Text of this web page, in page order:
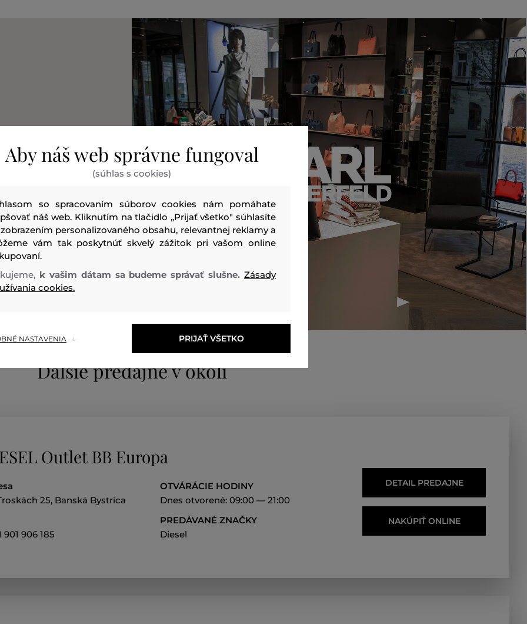
Dalšie predajne v okolí
Outlet BB Europa
25, Banská Bystrica
901 906 185
OTVÁRÁCIE HODINY
Dnes otvorené: 09:00 — 21:00
PREDÁVANÉ ZNAČKY
Diesel
DETAIL PREDAJNE
NAKÚPIŤ ONLINE
Aby náš web správne fungoval
(súhlas s cookies)
so spracovaním súborov cookies nám pomáhate
náš web. Kliknutím na tlačidlo „Prijať všetko" súhlasíte
personalizovaného obsahu, relevantnej reklamy a
vám tak poskytnúť skvelý zážitok pri vašom online
k vašim dátam sa budeme správať slušne. Zásady
cookies.
NASTAVENIA PRIJAŤ VŠETKO